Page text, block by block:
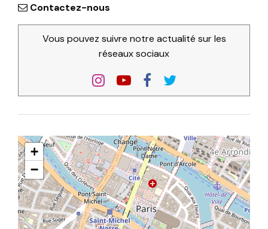
Contactez-nous
Vous pouvez suivre notre actualité sur les
réseaux sociaux
+
−